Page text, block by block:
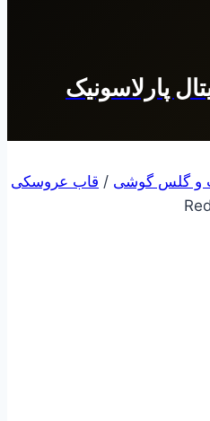
پارلاسونیک
و گلس گوشی / قاب عروسکی